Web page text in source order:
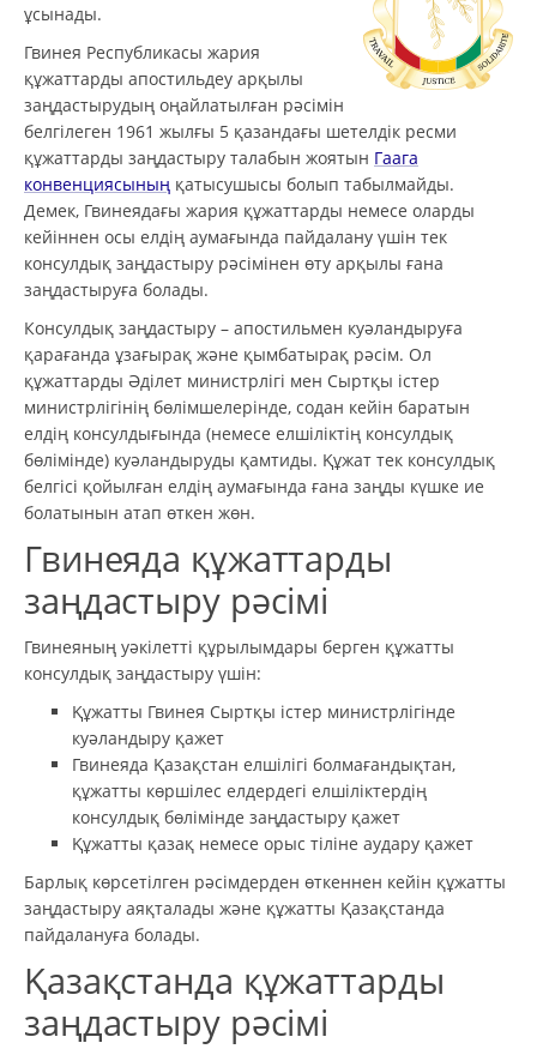
ұсынады.
Гвинея Республикасы жария
құжаттарды апостильдеу арқылы
заңдастырудың оңайлатылған рәсімін
белгілеген 1961 жылғы 5 қазандағы шетелдік ресми
құжаттарды заңдастыру талабын жоятын Гаага
конвенциясының қатысушысы болып табылмайды.
Демек, Гвинеядағы жария құжаттарды немесе оларды
кейіннен осы елдің аумағында пайдалану үшін тек
консулдық заңдастыру рәсімінен өту арқылы ғана
заңдастыруға болады.
Консулдық заңдастыру – апостильмен куәландыруға
қарағанда ұзағырақ және қымбатырақ рәсім. Ол
құжаттарды Әділет министрлігі мен Сыртқы істер
министрлігінің бөлімшелерінде, содан кейін баратын
елдің консулдығында (немесе елшіліктің консулдық
бөлімінде) куәландыруды қамтиды. Құжат тек консулдық
белгісі қойылған елдің аумағында ғана заңды күшке ие
болатынын атап өткен жөн.
Гвинеяда құжаттарды
заңдастыру рәсімі
Гвинеяның уәкілетті құрылымдары берген құжатты
консулдық заңдастыру үшін:
Құжатты Гвинея Сыртқы істер министрлігінде
куәландыру қажет
Гвинеяда Қазақстан елшілігі болмағандықтан,
құжатты көршілес елдердегі елшіліктердің
консулдық бөлімінде заңдастыру қажет
Құжатты қазақ немесе орыс тіліне аудару қажет
Барлық көрсетілген рәсімдерден өткеннен кейін құжатты
заңдастыру аяқталады және құжатты Қазақстанда
пайдалануға болады.
Қазақстанда құжаттарды
заңдастыру рәсімі